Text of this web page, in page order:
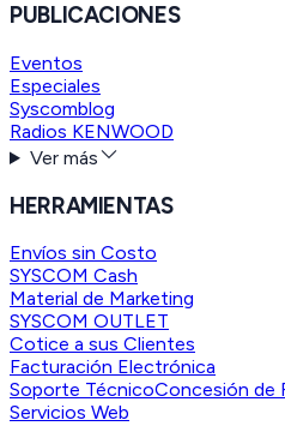
PUBLICACIONES
Eventos
Especiales
Syscomblog
Radios KENWOOD
Ver más
HERRAMIENTAS
Envíos sin Costo
SYSCOM Cash
Material de Marketing
SYSCOM OUTLET
Cotice a sus Clientes
Facturación Electrónica
Soporte TécnicoConcesión de
Servicios Web